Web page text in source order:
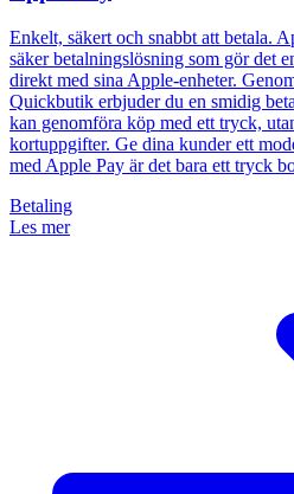
Enkelt, säkert och snabbt att betala.
säker betalningslösning som gör det
direkt med sina Apple-enheter.
Quickbutik erbjuder du en smidig
kan genomföra köp med ett tryck,
kortuppgifter. Ge dina kunder ett
med Apple Pay är det bara ett tryck
Betaling
Les mer